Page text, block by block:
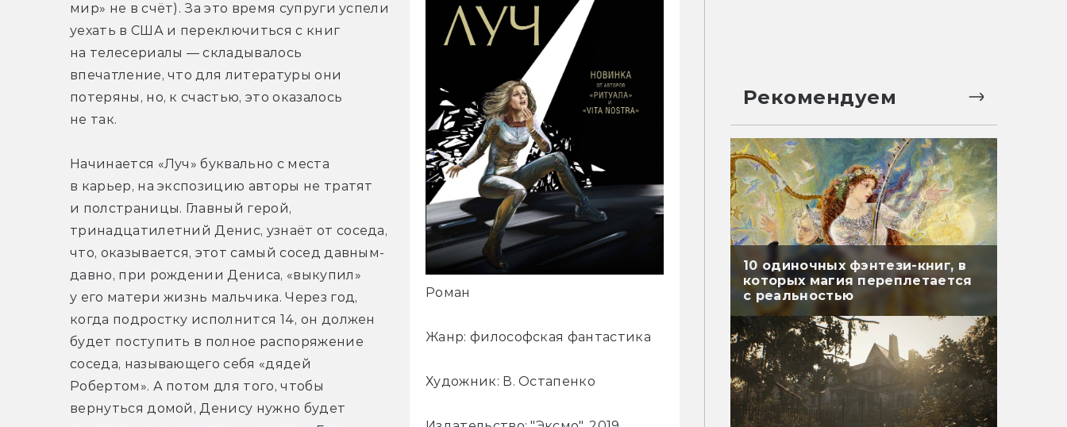
Роман
Жанр: философская фантастика
Художник: В. Остапенко
мир» не в счёт). За это время супруги успели
уехать в США и переключиться с книг
на телесериалы — складывалось
впечатление, что для литературы они
потеряны, но, к счастью, это оказалось
не так.
Начинается «Луч» буквально с места
в карьер, на экспозицию авторы не тратят
и полстраницы. Главный герой,
тринадцатилетний Денис, узнаёт от соседа,
что, оказывается, этот самый сосед давным-
давно, при рождении Дениса, «выкупил»
у его матери жизнь мальчика. Через год,
когда подростку исполнится 14, он должен
будет поступить в полное распоряжение
соседа, называющего себя «дядей
Робертом». А потом для того, чтобы
вернуться домой, Денису нужно будет
Рекомендуем
10 одиночных фэнтези-книг, в
которых магия переплетается
с реальностью